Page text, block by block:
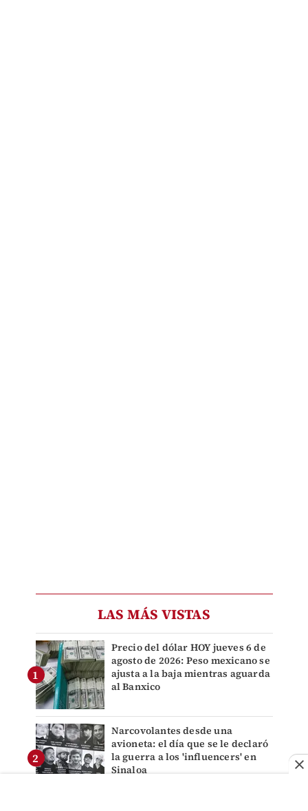
LAS MÁS VISTAS
Precio del dólar HOY jueves 6 de
agosto de 2026: Peso mexicano se
ajusta a la baja mientras aguarda
al Banxico
Narcovolantes desde una
avioneta: el día que se le declaró
la guerra a los 'influencers' en
Sinaloa